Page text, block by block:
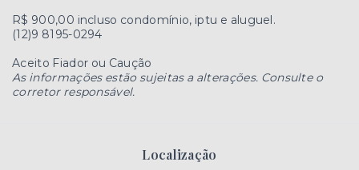
R$ 900,00 incluso condomínio, iptu e aluguel.
(12)9 8195-0294
Aceito Fiador ou Caução
As informações estão sujeitas a alterações. Consulte o
corretor responsável.
Localização